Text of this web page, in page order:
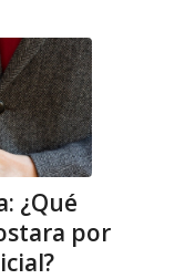
¿Qué
por